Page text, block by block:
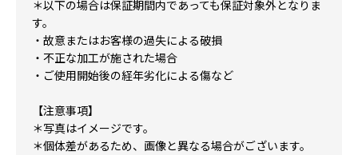
＊以下の場合は保証期間内であっても保証対象外となりま
す。
・故意またはお客様の過失による破損
・不正な加工が施された場合
・ご使用開始後の経年劣化による傷など
【注意事項】
＊写真はイメージです。
＊個体差があるため、画像と異なる場合がございます。